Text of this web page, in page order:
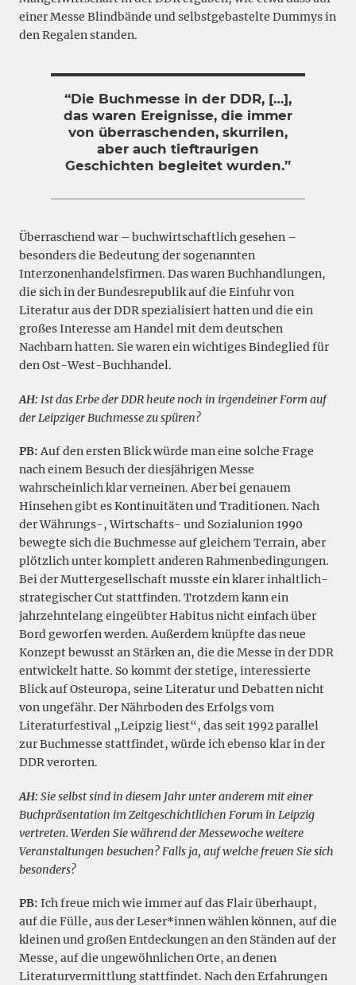
einer Messe Blindbände und selbstgebastelte Dummys in
den Regalen standen.
“Die Buchmesse in der DDR, […],
das waren Ereignisse, die immer
von überraschenden, skurrilen,
aber auch tieftraurigen
Geschichten begleitet wurden.”
Überraschend war – buchwirtschaftlich gesehen –
besonders die Bedeutung der sogenannten
Interzonenhandelsfirmen. Das waren Buchhandlungen,
die sich in der Bundesrepublik auf die Einfuhr von
Literatur aus der DDR spezialisiert hatten und die ein
großes Interesse am Handel mit dem deutschen
Nachbarn hatten. Sie waren ein wichtiges Bindeglied für
den Ost-West-Buchhandel.
AH: Ist das Erbe der DDR heute noch in irgendeiner Form auf
der Leipziger Buchmesse zu spüren?
PB:Auf den ersten Blick würde man eine solche Frage
nach einem Besuch der diesjährigen Messe
wahrscheinlich klar verneinen. Aber bei genauem
Hinsehen gibt es Kontinuitäten und Traditionen. Nach
der Währungs-, Wirtschafts- und Sozialunion 1990
bewegte sich die Buchmesse auf gleichem Terrain, aber
plötzlich unter komplett anderen Rahmenbedingungen.
Bei der Muttergesellschaft musste ein klarer inhaltlich-
strategischer Cut stattfinden. Trotzdem kann ein
jahrzehntelang eingeübter Habitus nicht einfach über
Bord geworfen werden. Außerdem knüpfte das neue
Konzept bewusst an Stärken an, die die Messe in der DDR
entwickelt hatte. So kommt der stetige, interessierte
Blick auf Osteuropa, seine Literatur und Debatten nicht
von ungefähr. Der Nährboden des Erfolgs vom
Literaturfestival „Leipzig liest“, das seit 1992 parallel
zur Buchmesse stattfindet, würde ich ebenso klar in der
DDR verorten.
AH: Sie selbst sind in diesem Jahr unter anderem mit einer
Buchpräsentation im Zeitgeschichtlichen Forum in Leipzig
vertreten. Werden Sie während der Messewoche weitere
Veranstaltungen besuchen? Falls ja, auf welche freuen Sie sich
besonders?
PB: Ich freue mich wie immer auf das Flair überhaupt,
auf die Fülle, aus der Leser*innen wählen können, auf die
kleinen und großen Entdeckungen an den Ständen auf der
Messe, auf die ungewöhnlichen Orte, an denen
Literaturvermittlung stattfindet. Nach den Erfahrungen